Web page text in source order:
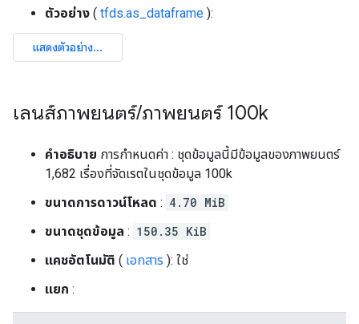
ตัวอย่าง ( tfds.as_dataframe ):
เลนส์ภาพยนตร์/ภาพยนตร์ 100k
คำอธิบาย การกำหนดค่า : ชุดข้อมูลนี้มีข้อมูลของภาพยนตร์
1,682 เรื่องที่จัดเรตในชุดข้อมูล 100k
ขนาดการดาวน์โหลด : 4.70 MiB
ขนาดชุดข้อมูล : 150.35 KiB
แคชอัตโนมัติ ( เอกสาร ): ใช่
แยก :